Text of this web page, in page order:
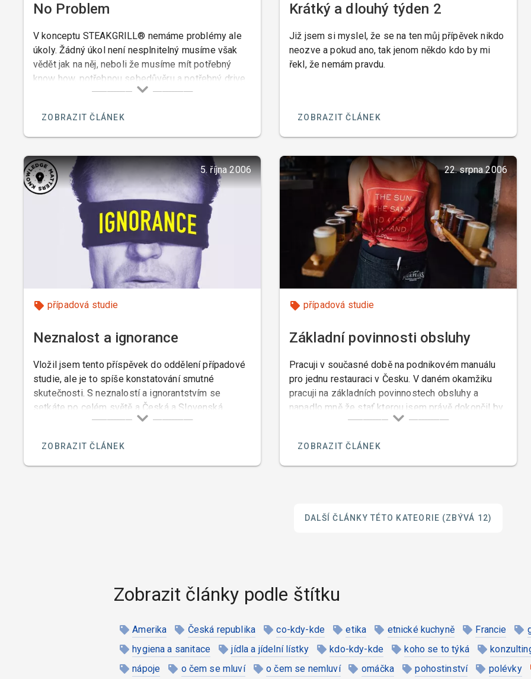
No Problem
V konceptu STEAKGRILL® nemáme problémy ale
úkoly. Žádný úkol není nesplnitelný musíme však
vědět jak na něj, neboli že musíme mít potřebný
know how, potřebnou sebedůvěru a potřebný drive.
Nemohu o sobě říci, že bych neměl sebedůvěru, ale
vlastně nebyly.
ZOBRAZIT ČLÁNEK
Krátký a dlouhý týden 2
Již jsem si myslel, že se na ten můj přípěvek nikdo
neozve a pokud ano, tak jenom někdo kdo by mi
řekl, že nemám pravdu.
ZOBRAZIT ČLÁNEK
5. října 2006
případová studie
Neznalost a ignorance
Vložil jsem tento příspěvek do oddělení případové
studie, ale je to spíše konstatování smutné
skutečnosti. S neznalostí a ignorantstvím se
setkáte po celém světě a Česká a Slovenská
republika nejsou výjimkou.
ZOBRAZIT ČLÁNEK
22. srpna 2006
případová studie
Základní povinnosti obsluhy
Pracuji v současné době na podnikovém manuálu
pro jednu restauraci v Česku. V daném okamžiku
pracuji na základních povinnostech obsluhy a
napadlo mně že stať kterou jsem právě dokončil by
mohla zajímat i studenty Hostovky protože by se z
ZOBRAZIT ČLÁNEK
DALŠÍ ČLÁNKY TÉTO KATEORIE (ZBÝVÁ 12)
Zobrazit články podle štítku
Amerika Česká republika co-kdy-kde etika etnické kuchyně Francie
hygiena a sanitace
jídla a jídelní lístky kdo-kdy-kde koho se to týká
nápoje
o čem se mluví o čem se nemluví omáčka pohostinství polévky